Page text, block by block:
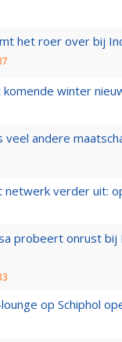
het roer over bij
komende winter
veel andere
netwerk verder uit:
probeert onrust
op Schiphol